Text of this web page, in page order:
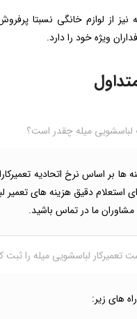
نیز از لوازم خانگی نسبتا
ویژه خود را دارد.
لباسشویی میله چقدر است؟
ها بر اساس نرخ اتحادیه
استعلام دقیق هزینه های تعمیر
تعمیرکار لباسشویی میله را ثبت
های زیر: